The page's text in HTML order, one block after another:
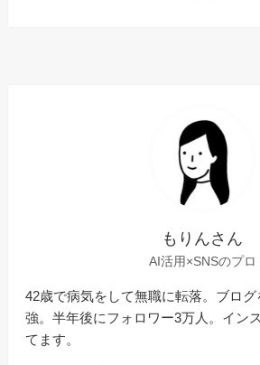
もりんさん
AI活用×SNSのプロ
42歳で病気をして無職に転落。ブロ
強。半年後にフォロワー3万人。イン
てます。